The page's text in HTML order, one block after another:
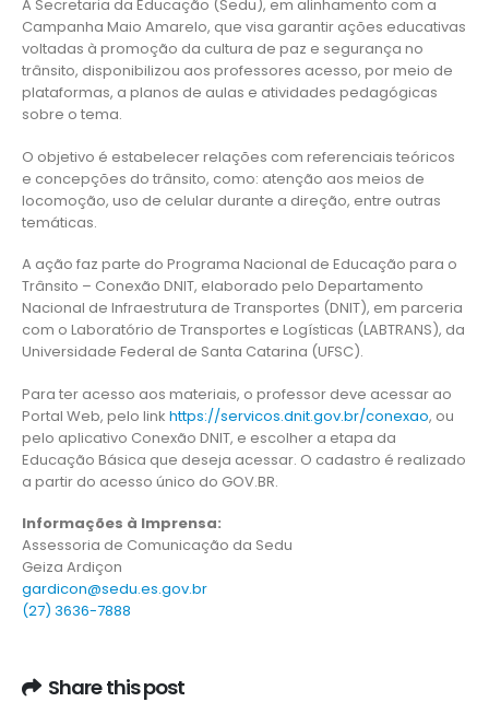
A Secretaria da Educação (Sedu), em alinhamento com a
Campanha Maio Amarelo, que visa garantir ações educativas
voltadas à promoção da cultura de paz e segurança no
trânsito, disponibilizou aos professores acesso, por meio de
plataformas, a planos de aulas e atividades pedagógicas
sobre o tema.
O objetivo é estabelecer relações com referenciais teóricos
e concepções do trânsito, como: atenção aos meios de
locomoção, uso de celular durante a direção, entre outras
temáticas.
A ação faz parte do Programa Nacional de Educação para o
Trânsito – Conexão DNIT, elaborado pelo Departamento
Nacional de Infraestrutura de Transportes (DNIT), em parceria
com o Laboratório de Transportes e Logísticas (LABTRANS), da
Universidade Federal de Santa Catarina (UFSC).
Para ter acesso aos materiais, o professor deve acessar ao
Portal Web, pelo link https://servicos.dnit.gov.br/conexao, ou
pelo aplicativo Conexão DNIT, e escolher a etapa da
Educação Básica que deseja acessar. O cadastro é realizado
a partir do acesso único do GOV.BR.
Informações à Imprensa:
Assessoria de Comunicação da Sedu
Geiza Ardiçon
gardicon@sedu.es.gov.br
(27) 3636-7888
Share this post